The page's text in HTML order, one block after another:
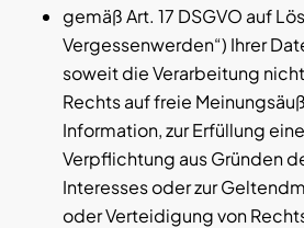
gemäß Art. 17 DSGVO auf
Vergessenwerden“) Ihrer
soweit die Verarbeitung
Rechts auf freie
Information, zur Erfüllung
Verpflichtung aus Gründen
Interesses oder zur
oder Verteidigung von